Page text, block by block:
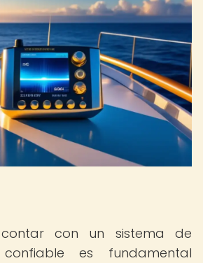
con un sistema de
confiable es fundamental